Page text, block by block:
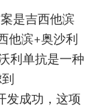
是吉西他滨
他滨+奥沙利
利单抗是一种
发成功，这项